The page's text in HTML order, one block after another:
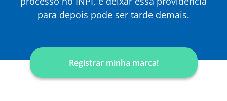
para depois pode ser tarde demais.
Registrar minha marca!